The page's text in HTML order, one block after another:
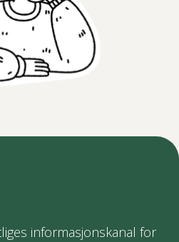
informasjonskanal for